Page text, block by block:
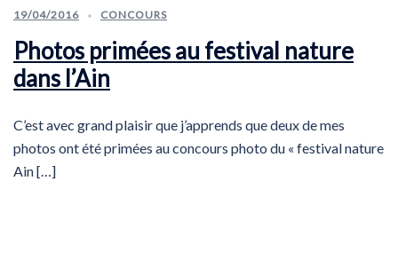
19/04/2016 CONCOURS
Photos primées au festival nature
dans l’Ain
C’est avec grand plaisir que j’apprends que deux de mes
photos ont été primées au concours photo du « festival nature
Ain […]